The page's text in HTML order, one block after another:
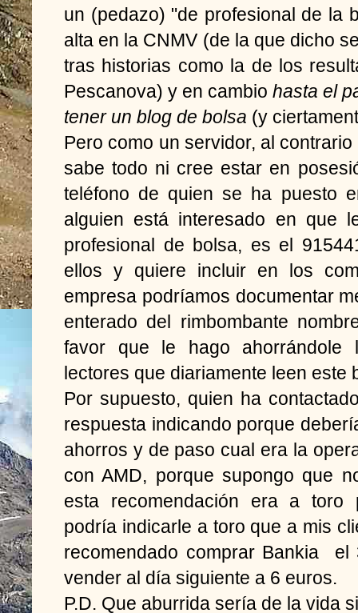
un (pedazo) "de profesional de la
alta en la CNMV (de la que dicho
tras historias como la de los
Pescanova) y en cambio hasta el
tener un blog de bolsa (y
Pero como un servidor, al
sabe todo ni cree estar en
teléfono de quien se ha puesto
alguien está interesado en que
profesional de bolsa, es el
ellos y quiere incluir en los
empresa podríamos documentar
enterado del rimbombante
favor que le hago ahorrándole
lectores que diariamente leen este
Por supuesto, quien ha
respuesta indicando porque
ahorros y de paso cual era la
con AMD, porque supongo que
esta recomendación era a toro
podría indicarle a toro que a mis
recomendado comprar Bankia
vender al día siguiente a 6 euros.
P.D. Que aburrida sería de la vida